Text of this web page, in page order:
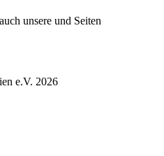
unsere und Seiten
e.V. 2026